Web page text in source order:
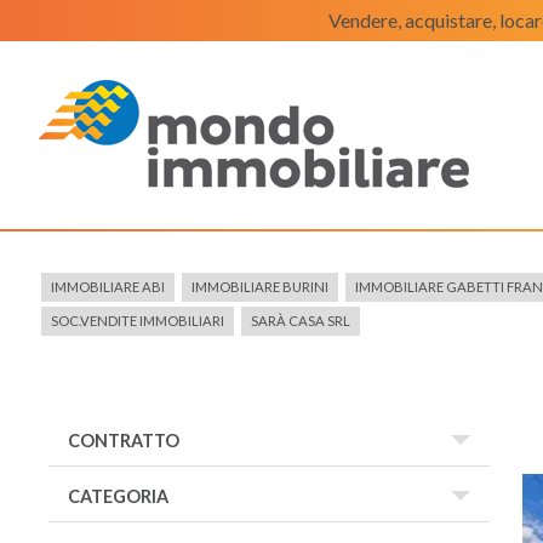
Vendere, acquistare,
IMMOBILIARE ABI IMMOBILIARE BURINI IMMOBILIARE GABETTI
SOC.VENDITE IMMOBILIARI SARÀ CASA SRL